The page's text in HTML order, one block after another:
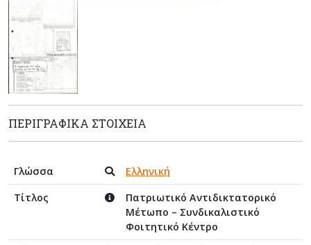
ΠΕΡΙΓΡΑΦΙΚΆ ΣΤΟΙΧΕΊΑ
Γλώσσα
Ελληνική
Τίτλος
Πατριωτικό Αντιδικτατορικό
Μέτωπο – Συνδικαλιστικό
Φοιτητικό Κέντρο